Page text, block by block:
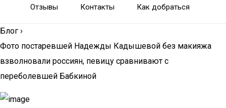
Отзывы Контакты Как добраться
Блог ›
Фото постаревшей Надежды Кадышевой без макияжа
взволновали россиян, певицу сравнивают с
переболевшей Бабкиной